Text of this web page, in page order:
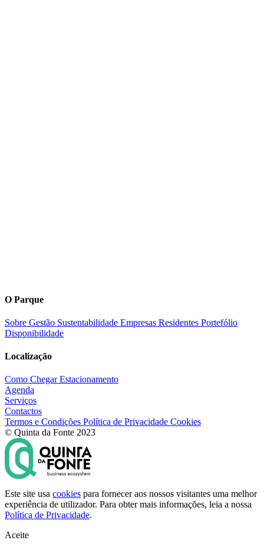
O Parque
Sobre Gestão Sustentabilidade Empresas Residentes Portefólio
Disponibilidade
Localização
Como ChegarEstacionamento
Agenda
Serviços
Contactos
Termos e Condições Política de Privacidade Cookies
© Quinta da Fonte 2023
Este site usa cookies para fornecer aos nossos visitantes uma melhor
experiência de utilizador. Para obter mais informações, leia a nossa
Política de Privacidade.
Aceite